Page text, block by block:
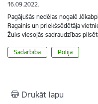
16.09.2022.
Pagājušās nedēļas nogalē
Ragainis un priekšsēdētāja
Žuks viesojās sadraudzības
Sadarbība Polija
Drukāt lapu